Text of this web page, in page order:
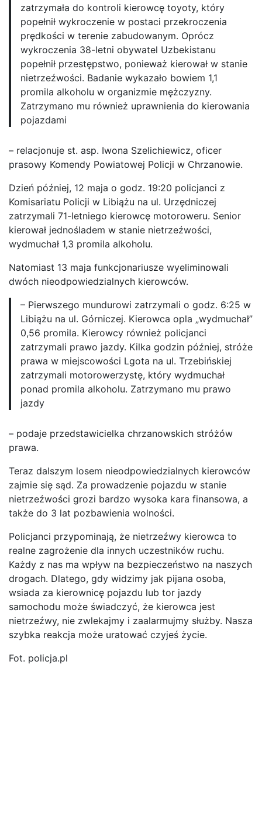
zatrzymała do kontroli kierowcę toyoty, który
popełnił wykroczenie w postaci przekroczenia
prędkości w terenie zabudowanym. Oprócz
wykroczenia 38-letni obywatel Uzbekistanu
popełnił przestępstwo, ponieważ kierował w stanie
nietrzeźwości. Badanie wykazało bowiem 1,1
promila alkoholu w organizmie mężczyzny.
Zatrzymano mu również uprawnienia do kierowania
pojazdami
– relacjonuje st. asp. Iwona Szelichiewicz, oficer
prasowy Komendy Powiatowej Policji w Chrzanowie.
Dzień później, 12 maja o godz. 19:20 policjanci z
Komisariatu Policji w Libiążu na ul. Urzędniczej
zatrzymali 71-letniego kierowcę motoroweru. Senior
kierował jednośladem w stanie nietrzeźwości,
wydmuchał 1,3 promila alkoholu.
Natomiast 13 maja funkcjonariusze wyeliminowali
dwóch nieodpowiedzialnych kierowców.
– Pierwszego mundurowi zatrzymali o godz. 6:25 w
Libiążu na ul. Górniczej. Kierowca opla „wydmuchał”
0,56 promila. Kierowcy również policjanci
zatrzymali prawo jazdy. Kilka godzin później, stróże
prawa w miejscowości Lgota na ul. Trzebińskiej
zatrzymali motorowerzystę, który wydmuchał
ponad promila alkoholu. Zatrzymano mu prawo
jazdy
– podaje przedstawicielka chrzanowskich stróżów
prawa.
Teraz dalszym losem nieodpowiedzialnych kierowców
zajmie się sąd. Za prowadzenie pojazdu w stanie
nietrzeźwości grozi bardzo wysoka kara finansowa, a
także do 3 lat pozbawienia wolności.
Policjanci przypominają, że nietrzeźwy kierowca to
realne zagrożenie dla innych uczestników ruchu.
Każdy z nas ma wpływ na bezpieczeństwo na naszych
drogach. Dlatego, gdy widzimy jak pijana osoba,
wsiada za kierownicę pojazdu lub tor jazdy
samochodu może świadczyć, że kierowca jest
nietrzeźwy, nie zwlekajmy i zaalarmujmy służby. Nasza
szybka reakcja może uratować czyjeś życie.
Fot. policja.pl